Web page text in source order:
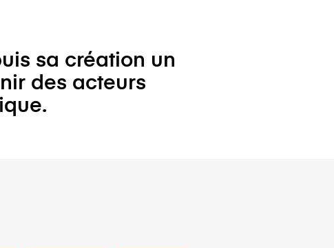
sa création un
des acteurs